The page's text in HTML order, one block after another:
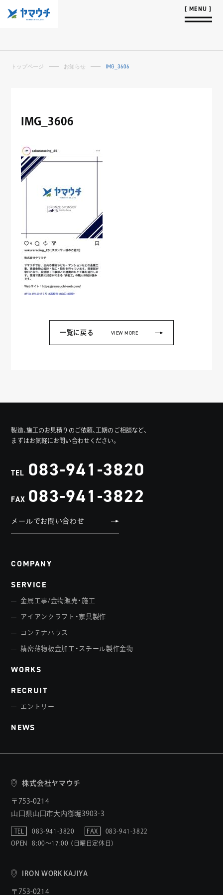
トップページ お知らせ IMG_3606
IMG_3606
一覧に戻る VIEW MORE
製造、施工のお見積りのご依頼、工期のご相談など、
まずはお気軽にお問い合わせください。
TEL 083-941-3820
FAX 083-941-3822
メールでお問い合わせ
COMPANY
SERVICE
金属工事/金物販売・施工
アイアンクラフト・家具製作
コンテナハウス
精密薄物板金加工・スチール製作金物
WORKS
RECRUIT
エントリー
NEWS
株式会社ヤマウチ
〒753-0214
山口県山口市大内御堀3903-3
TEL 083-941-3820 FAX
083-941-3822
OPEN
8:00〜17:00 （日曜日定休日）
IRON WORK KAJIYA
〒753-0214